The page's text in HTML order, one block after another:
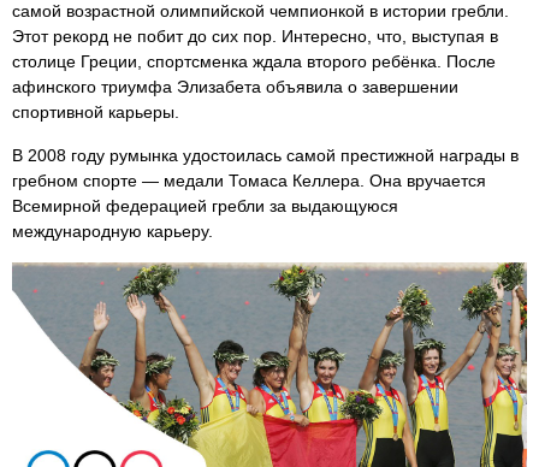
самой возрастной олимпийской чемпионкой в истории гребли.
Этот рекорд не побит до сих пор. Интересно, что, выступая в
столице Греции, спортсменка ждала второго ребёнка. После
афинского триумфа Элизабета объявила о завершении
спортивной карьеры.
В 2008 году румынка удостоилась самой престижной награды в
гребном спорте — медали Томаса Келлера. Она вручается
Всемирной федерацией гребли за выдающуюся
международную карьеру.